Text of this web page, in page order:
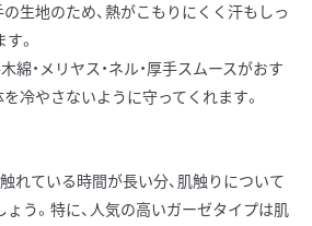
生地のため、熱がこもりにくく汗もしっ
。
綿・メリヤス・ネル・厚手スムースがおす
冷やさないように守ってくれます。
れている時間が長い分、肌触りについて
う。特に、人気の高いガーゼタイプは肌